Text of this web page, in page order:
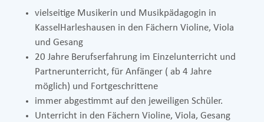
vielseitige Musikerin und Musikpädagogin in
KasselHarleshausen in den Fächern Violine, Viola
und Gesang
20 Jahre Berufserfahrung im Einzelunterricht und
Partnerunterricht, für Anfänger ( ab 4 Jahre
möglich) und Fortgeschrittene
immer abgestimmt auf den jeweiligen Schüler.
Unterricht in den Fächern Violine, Viola, Gesang